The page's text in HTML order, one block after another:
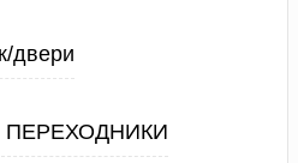
двери